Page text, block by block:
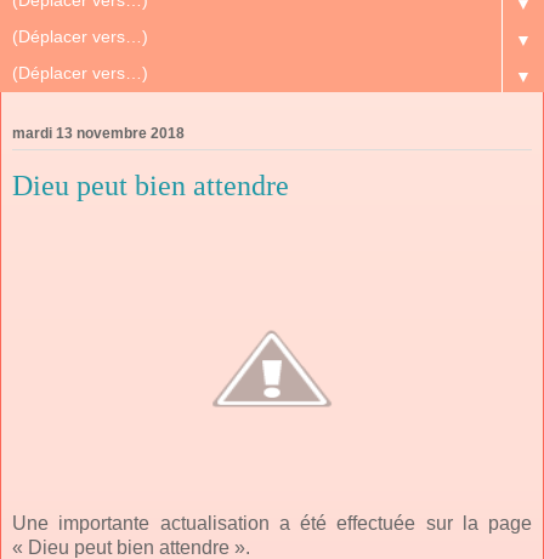
▼
▼
mardi 13 novembre 2018
Dieu peut bien attendre
Une importante actualisation a été effectuée sur la page
« Dieu peut bien attendre ».